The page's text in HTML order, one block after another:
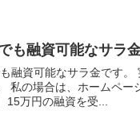
も融資可能なサラ金
融資可能なサラ金です。
私の場合は、ホームペー
万円の融資を受...